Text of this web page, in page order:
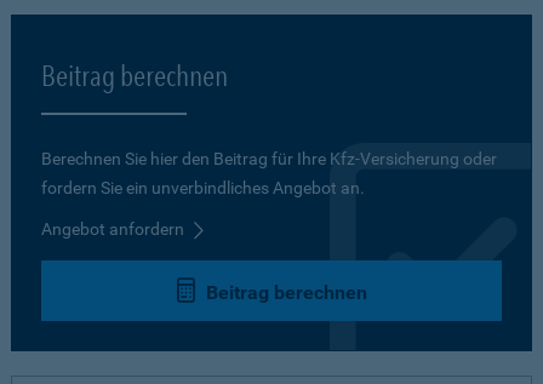
Beitrag berechnen
Berechnen Sie hier den Beitrag für Ihre Kfz-Versicherung oder
fordern Sie ein unverbindliches Angebot an.
Angebot anfordern
Beitrag berechnen